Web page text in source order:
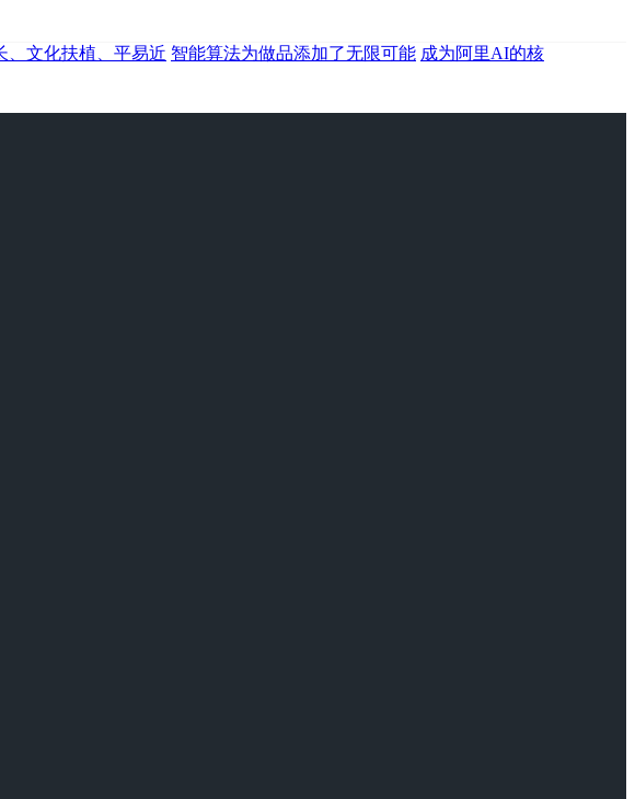
、文化扶植、平易近 智能算法为做品添加了无限可能 成为阿里AI的核